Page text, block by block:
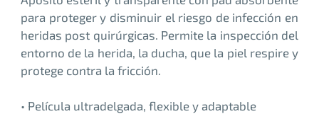
para proteger y disminuir el riesgo de infección en
heridas post quirúrgicas. Permite la inspección del
entorno de la herida, la ducha, que la piel respire y
protege contra la fricción.
• Película ultradelgada, flexible y adaptable